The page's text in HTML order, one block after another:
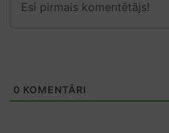
0 KOMENTĀRI